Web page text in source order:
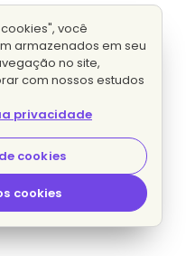
você
armazenados em seu
no site,
com nossos estudos
privacidade
cookies
cookies